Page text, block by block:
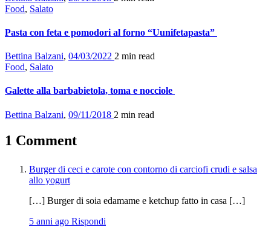
Food, Salato
Pasta con feta e pomodori al forno “Uunifetapasta”
Bettina Balzani, 04/03/2022 2 min read
Food, Salato
Galette alla barbabietola, toma e nocciole
Bettina Balzani, 09/11/2018 2 min read
1 Comment
Burger di ceci e carote con contorno di carciofi crudi e salsa
allo yogurt
[…] Burger di soia edamame e ketchup fatto in casa […]
5 anni ago Rispondi